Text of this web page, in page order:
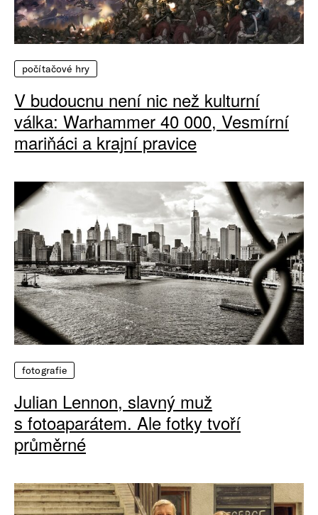
počítačové hry
V budoucnu není nic než kulturní
válka: Warhammer 40 000, Vesmírní
mariňáci a krajní pravice
fotografie
Julian Lennon, slavný muž
s fotoaparátem. Ale fotky tvoří
průměrné